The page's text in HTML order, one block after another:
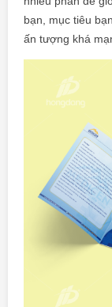
bạn, mục tiêu
ấn tượng khá